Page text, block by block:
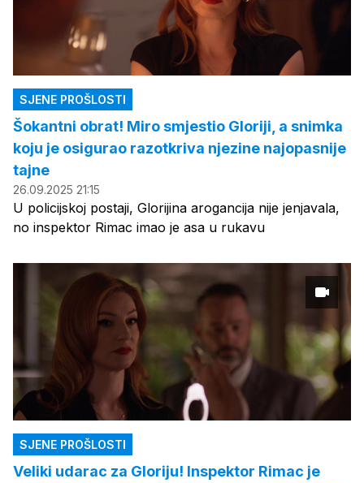
SJENE PROŠLOSTI
Šokantni obrat! Miro smjestio Gloriji, a snimka
koju je osigurao razotkriva njezine najopasnije
tajne
26.09.2025 21:15
U policijskoj postaji, Glorijina arogancija nije jenjavala,
no inspektor Rimac imao je asa u rukavu
SJENE PROŠLOSTI
Veliki udarac za Gloriju! Inspektor Rimac je